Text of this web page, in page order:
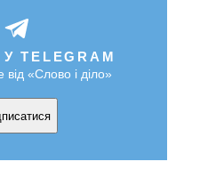
TELEGRAM
«Слово і діло»